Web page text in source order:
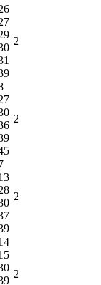
2
2
2
2